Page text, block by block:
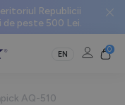
Republicii
peste 500 Lei.
EN
0
AQ-510